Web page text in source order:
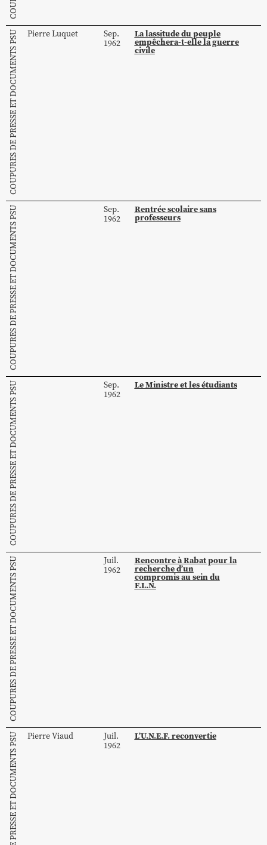
COUPURES DE PRESSE ET DOCUMENTS PSU PierreLuquet
Sep.
1962
La lassitude du peuple
empêchera-t-elle la guerre
civile
COUPURES DE PRESSE ET DOCUMENTS PSU
Sep.
1962
Rentrée scolaire sans
professeurs
COUPURES DE PRESSE ET DOCUMENTS PSU
Sep.
1962
Le Ministre et les étudiants
COUPURES DE PRESSE ET DOCUMENTS PSU
Juil.
1962
Rencontre à Rabat pour la
recherche d’un
compromis au sein du
F.L.N.
PierreViaud
Juil.
1962
L’U.N.E.F. reconvertie